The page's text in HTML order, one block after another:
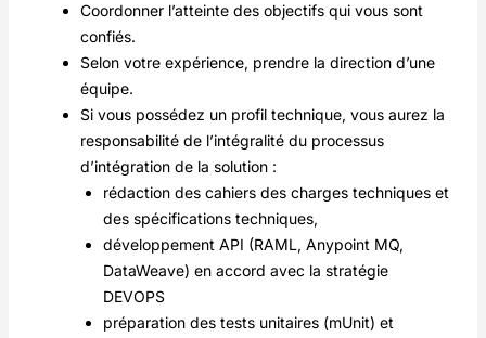
Coordonner l’atteinte des objectifs qui vous sont
confiés.
Selon votre expérience, prendre la direction d’une
équipe.
Si vous possédez un profil technique, vous aurez la
responsabilité de l’intégralité du processus
d’intégration de la solution :
rédaction des cahiers des charges techniques et
des spécifications techniques,
développement API (RAML, Anypoint MQ,
DataWeave) en accord avec la stratégie
DEVOPS
préparation des tests unitaires (mUnit) et